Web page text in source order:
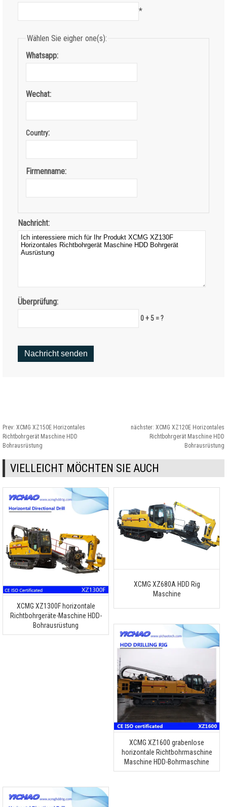
*
Wählen Sie eigher one(s):
Whatsapp:
Wechat:
Country:
Firmenname:
Nachricht:
Überprüfung:
0 + 5 = ?
Prev: XCMG XZ150E Horizontales
Richtbohrgerät Maschine HDD
Bohrausrüstung
nächster: XCMG XZ120E Horizontales
Richtbohrgerät Maschine HDD
Bohrausrüstung
VIELLEICHT MÖCHTEN SIE AUCH
XCMG XZ1300F horizontale
Richtbohrgeräte-Maschine HDD-
Bohrausrüstung
XCMG XZ680A HDD Rig
Maschine
XCMG XZ1600 grabenlose
horizontale Richtbohrmaschine
Maschine HDD-Bohrmaschine